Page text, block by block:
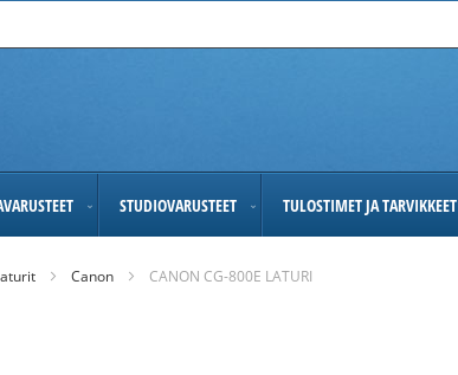
STUDIOVARUSTEET TULOSTIMET JA TARVIKKEET
Canon CANON CG-800E LATURI